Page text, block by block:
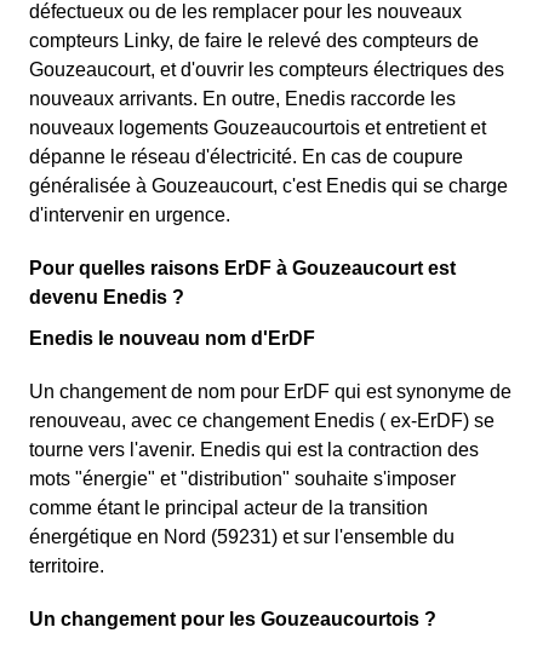
défectueux ou de les remplacer pour les nouveaux
compteurs Linky, de faire le relevé des compteurs de
Gouzeaucourt, et d'ouvrir les compteurs électriques des
nouveaux arrivants. En outre, Enedis raccorde les
nouveaux logements Gouzeaucourtois et entretient et
dépanne le réseau d'électricité. En cas de coupure
généralisée à Gouzeaucourt, c'est Enedis qui se charge
d'intervenir en urgence.
Pour quelles raisons ErDF à Gouzeaucourt est
devenu Enedis ?
Enedis le nouveau nom d'ErDF
Un changement de nom pour ErDF qui est synonyme de
renouveau, avec ce changement Enedis ( ex-ErDF) se
tourne vers l'avenir. Enedis qui est la contraction des
mots "énergie" et "distribution" souhaite s'imposer
comme étant le principal acteur de la transition
énergétique en Nord (59231) et sur l'ensemble du
territoire.
Un changement pour les Gouzeaucourtois ?